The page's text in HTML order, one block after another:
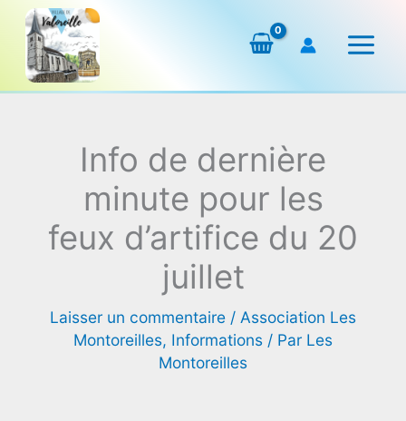
Aller
contenu
Info de dernière
minute pour les
feux d’artifice du 20
juillet
Laisser un commentaire / Association Les
Montoreilles, Informations / Par Les
Montoreilles